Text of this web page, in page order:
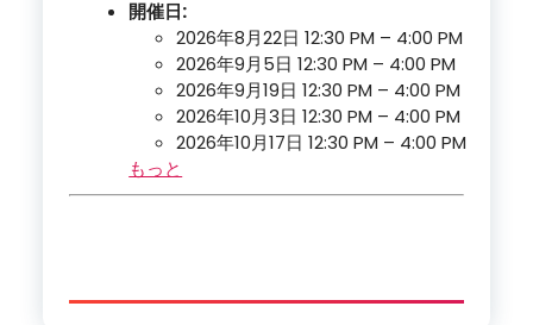
開催日:
2026年8月22日 12:30 PM – 4:00 PM
2026年9月5日 12:30 PM – 4:00 PM
2026年9月19日 12:30 PM – 4:00 PM
2026年10月3日 12:30 PM – 4:00 PM
2026年10月17日 12:30 PM – 4:00 PM
もっと